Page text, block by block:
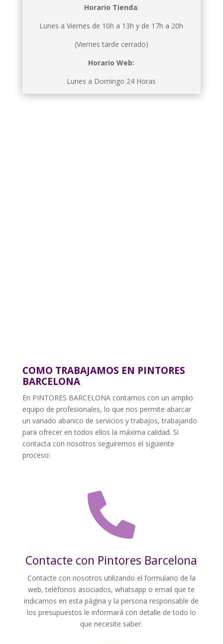
Horario Tienda:
Lunes a Viernes de 10h a 13h y de 17h a 20h
(Viernes tarde cerrado)
Horario Web:
Lunes a Domingo 24 Horas
COMO TRABAJAMOS EN PINTORES
BARCELONA
En PINTORES BARCELONA contamos con un amplio
equipo de profesionales, lo que nos permite abarcar
un variado abanico de servicios y trabajos, trabajando
para ofrecer en todos ellos la máxima calidad. Si
contacta con nosotros seguiremos el siguiente
proceso:

Contacte con Pintores Barcelona
Contacte con nosotros utilizando el formulario de la
web, teléfonos asociados, whatsapp o email que te
indicamos en esta página y la persona responsable de
los presupuestos le informará con detalle de todo lo
que necesite saber.